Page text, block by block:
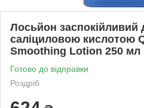
Лосьйон заспокійливий
саліциловою кислотою
Smoothing Lotion 250 мл
Готово до відправки
Роздріб